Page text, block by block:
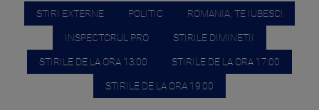
STIRI EXTERNE POLITIC ROMANIA, TE IUBESC!
INSPECTORUL PRO STIRILE DIMINETII
STIRILE DE LA ORA 13:00 STIRILE DE LA ORA 17:00
STIRILE DE LA ORA 19:00